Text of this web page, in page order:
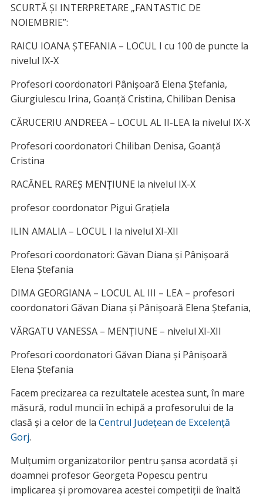
SCURTĂ ȘI INTERPRETARE „FANTASTIC DE
NOIEMBRIE”:
RAICU IOANA ȘTEFANIA – LOCUL I cu 100 de puncte la
nivelul IX-X
Profesori coordonatori Pânișoară Elena Ștefania,
Giurgiulescu Irina, Goanță Cristina, Chiliban Denisa
CĂRUCERIU ANDREEA – LOCUL AL II-LEA la nivelul IX-X
Profesori coordonatori Chiliban Denisa, Goanță
Cristina
RACĂNEL RAREȘ MENȚIUNE la nivelul IX-X
profesor coordonator Pigui Grațiela
ILIN AMALIA – LOCUL I la nivelul XI-XII
Profesori coordonatori: Găvan Diana și Pânișoară
Elena Ștefania
DIMA GEORGIANA – LOCUL AL III – LEA – profesori
coordonatori Găvan Diana și Pânișoară Elena Ștefania,
VĂRGATU VANESSA – MENȚIUNE – nivelul XI-XII
Profesori coordonatori Găvan Diana și Pânișoară
Elena Ștefania
Facem precizarea ca rezultatele acestea sunt, în mare
măsură, rodul muncii în echipă a profesorului de la
clasă și a celor de la Centrul Județean de Excelență
Gorj.
Mulțumim organizatorilor pentru șansa acordată și
doamnei profesor Georgeta Popescu pentru
implicarea și promovarea acestei competiții de înaltă